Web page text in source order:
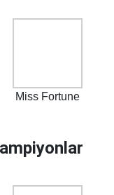
Miss Fortune